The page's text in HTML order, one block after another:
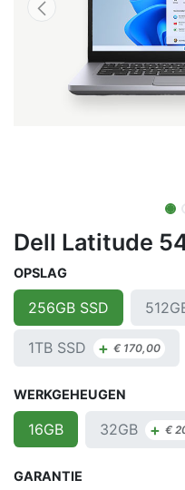
Dell Latitude
OPSLAG
256GB SSD
1TB SSD + € 170,00
WERKGEHEUGEN
16GB 32GB + €
GARANTIE